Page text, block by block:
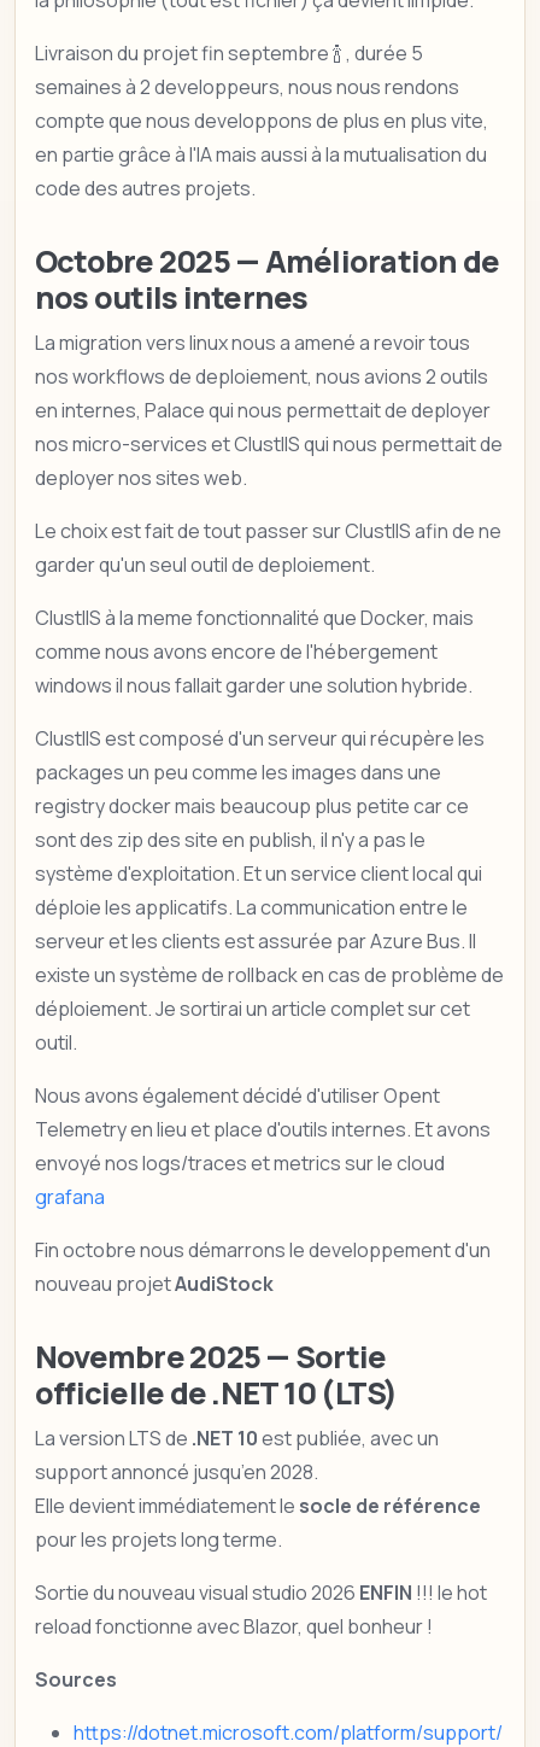
Livraison du projet fin septembre 🍾 , durée 5
semaines à 2 developpeurs, nous nous rendons
compte que nous developpons de plus en plus vite,
en partie grâce à l'IA mais aussi à la mutualisation du
code des autres projets.
Octobre 2025 — Amélioration de
nos outils internes
La migration vers linux nous a amené a revoir tous
nos workflows de deploiement, nous avions 2 outils
en internes, Palace qui nous permettait de deployer
nos micro-services et ClustIIS qui nous permettait de
deployer nos sites web.
Le choix est fait de tout passer sur ClustIIS afin de ne
garder qu'un seul outil de deploiement.
ClustIIS à la meme fonctionnalité que Docker, mais
comme nous avons encore de l'hébergement
windows il nous fallait garder une solution hybride.
ClustIIS est composé d'un serveur qui récupère les
packages un peu comme les images dans une
registry docker mais beaucoup plus petite car ce
sont des zip des site en publish, il n'y a pas le
système d'exploitation. Et un service client local qui
déploie les applicatifs. La communication entre le
serveur et les clients est assurée par Azure Bus. Il
existe un système de rollback en cas de problème de
déploiement. Je sortirai un article complet sur cet
outil.
Nous avons également décidé d'utiliser Opent
Telemetry en lieu et place d'outils internes. Et avons
envoyé nos logs/traces et metrics sur le cloud
grafana
Fin octobre nous démarrons le developpement d'un
nouveau projetAudiStock
Novembre 2025 — Sortie
officielle de .NET 10 (LTS)
La version LTS de .NET 10est publiée, avec un
support annoncé jusqu’en 2028.
Elle devient immédiatement le socle de référence
pour les projets long terme.
Sortie du nouveau visual studio 2026 ENFIN !!! le hot
reload fonctionne avec Blazor, quel bonheur !
Sources
https://dotnet.microsoft.com/platform/support/